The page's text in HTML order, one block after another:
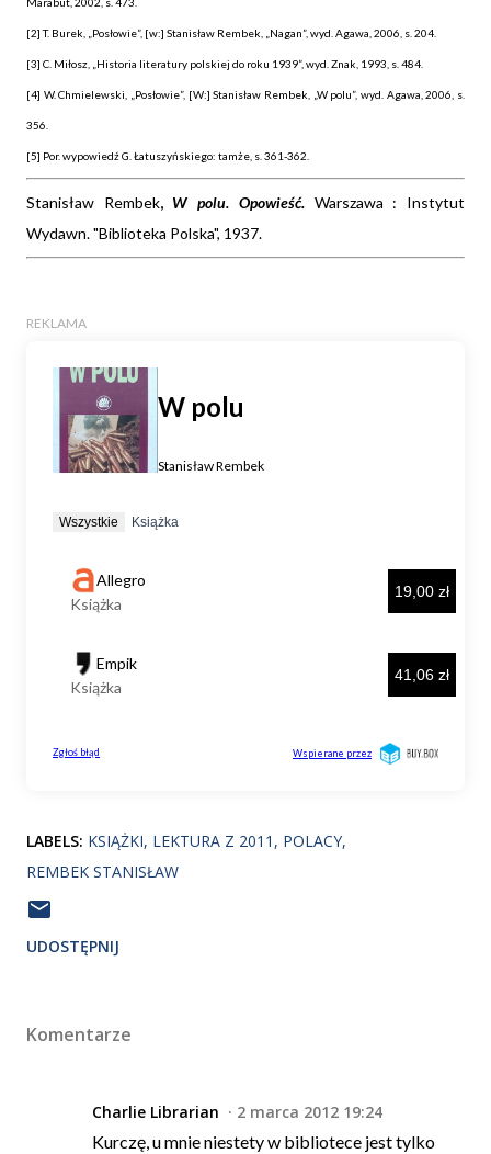
[2] T. Burek, „Posłowie”, [w:] Stanisław Rembek, „Nagan”, wyd. Agawa, 2006, s. 204.
[3] C. Miłosz, „Historia literatury polskiej do roku 1939”, wyd. Znak, 1993, s. 484.
[4] W. Chmielewski, „Posłowie”, [W:] Stanisław Rembek, „W polu”, wyd. Agawa, 2006, s.
356.
[5] Por. wypowiedź G. Łatuszyńskiego: tamże, s. 361-362.
Stanisław Rembek, W polu. Opowieść. Warszawa : Instytut
Wydawn. "Biblioteka Polska", 1937.
LABELS: KSIĄŻKI LEKTURA Z 2011
POLACY
REMBEK STANISŁAW
UDOSTĘPNIJ
Komentarze
Charlie Librarian
2 marca 2012 19:24
Kurczę, u mnie niestety w bibliotece jest tylko